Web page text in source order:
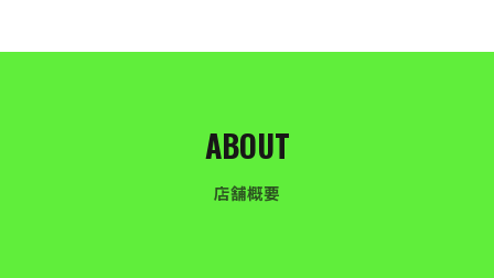
店舗概要
ABOUT